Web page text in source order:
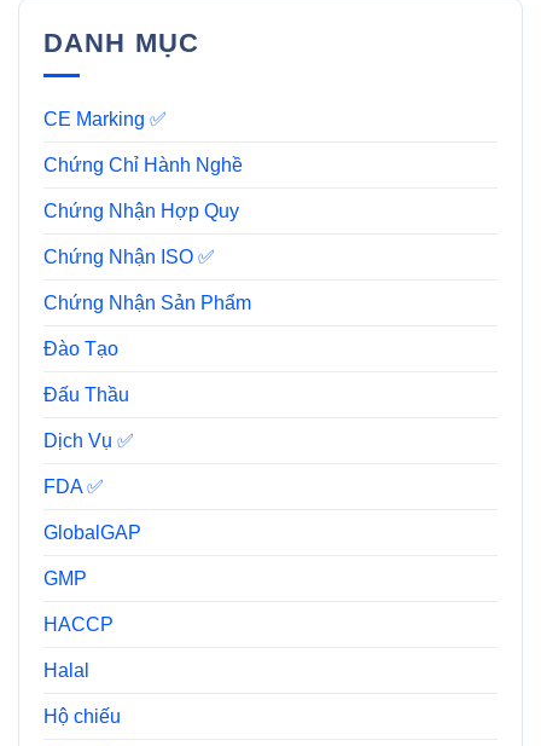
DANH MỤC
CE Marking ✅
Chứng Chỉ Hành Nghề
Chứng Nhận Hợp Quy
Chứng Nhận ISO ✅
Chứng Nhận Sản Phẩm
Đào Tạo
Đấu Thầu
Dịch Vụ ✅
FDA ✅
GlobalGAP
GMP
HACCP
Halal
Hộ chiếu